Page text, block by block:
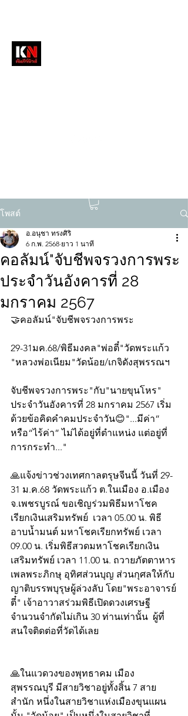
โพสต์
คอลัมน์"จับชีพจรวงการพระ
ประจำวันอังคารที่ 28
มกราคม 2567
อ.อนุชา ทรงศิริ
6 ก.พ. 2568 ยาว 1 นาที
🤝คอลัมน์"จับชีพจรวงการพระ
29-31มค.68/พิธีมงคล"พ่อตี๋"วัดพระแก้ว
"หลวงพ่อเนียม"วัดน้อย/เกจิดังสุพรรณฯ
จับชีพจรวงการพระ"กับ"นายขุนโหร"
ประจำวันอังคารที่ 28 มกราคม 2567 เริ่ม
ด้วยข้อคิดคำคมประจำวัน😊"...มีค่า”
หรือ“ไร้ค่า” ไม่ได้อยู่ที่ตำแหน่ง แต่อยู่ที่
การกระทำ..."
🙏แจ้งข่าวช่วงเทศกาลตรุษจีนนี้ วันที่ 29-
31 ม.ค.68 วัดพระแก้ว ต.ในเมือง อ.เมือง
จ.เพชรบูรณ์ ขอเชิญร่วมพิธีมหาโชค
เรียกเงินเสริมทรัพย์  เวลา 05.00 น. พิธี
อาบน้ำมนต์ มหาโชคเรียกทรัพย์ เวลา
09.00 น. เริ่มพิธีสวดมหาโชคเรียกเงิน
เสริมทรัพย์ เวลา 11.00 น. ถวายภัตตาหาร
เพลพระภิกษุ อุทิศส่วนบุญ ส่วนกุศลให้กับ
ญาติบรรพบุรุษผู้ล่วงลับ โดย"พระอาจารย์
ตี๋" เจ้าอาวาสร่วมพิธีเปิดดวงเศรษฐี
จำนวนจำกัดไม่เกิน 30 ท่านเท่านั้น  ผู้ที่
สนใจติดต่อที่วัดได้เลย
🙏ในแวดวงของพุทธาคม เมือง
สุพรรณบุรี มีสายวิชาอยู่ทั้งสิ้น 7 สาย
สำนัก หนึ่งในสายวิชาแห่งเมืองขุนแผน